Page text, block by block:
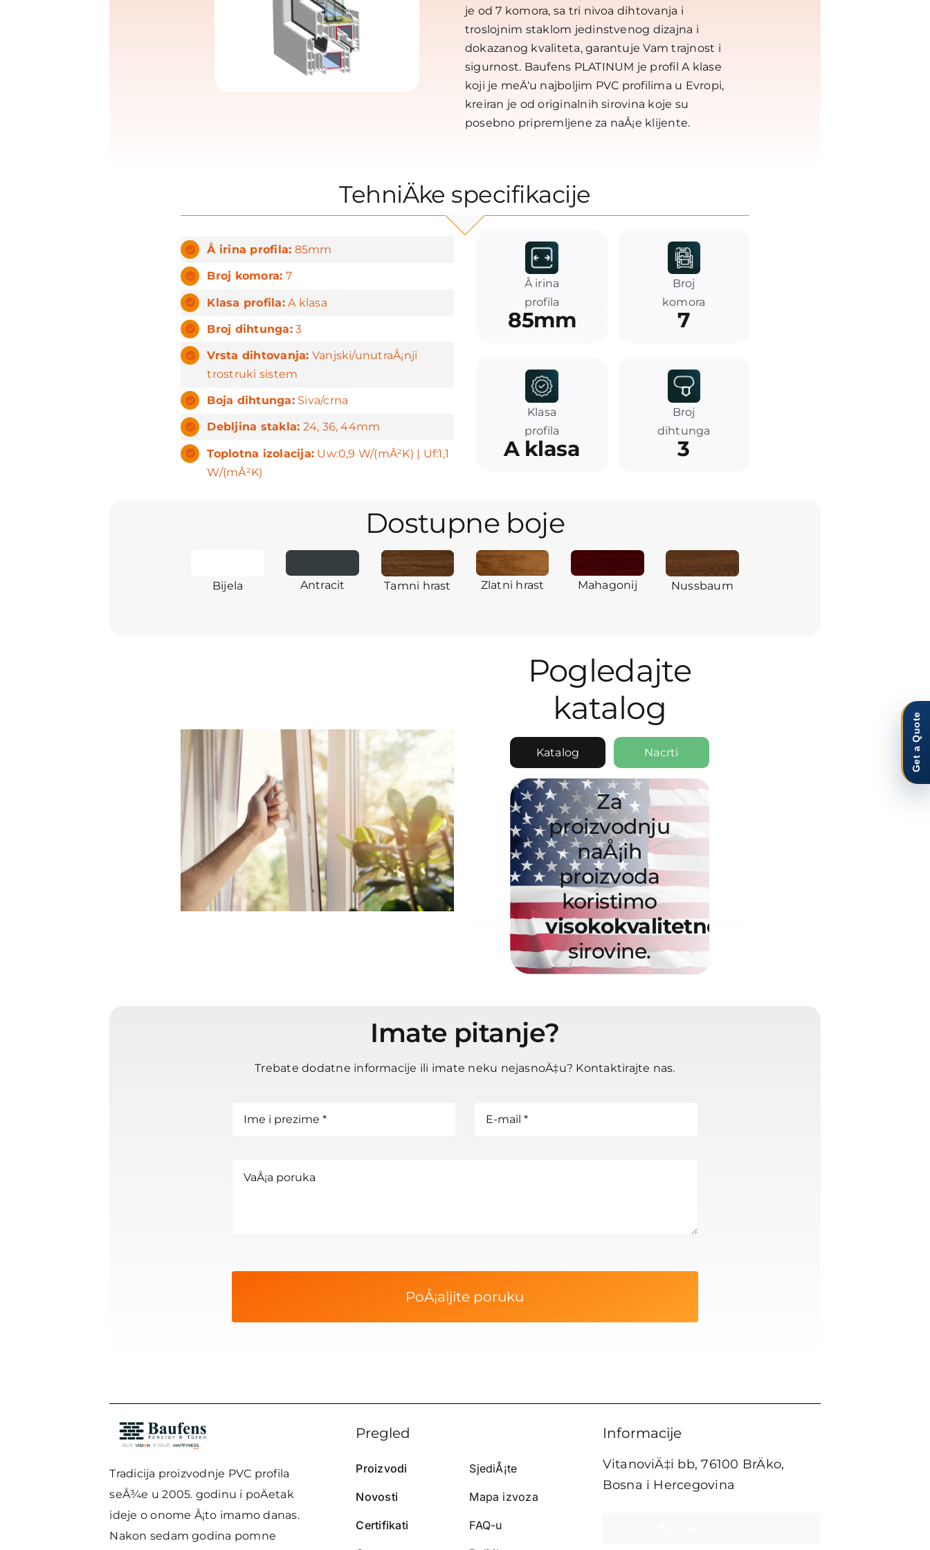
je od 7 komora, sa tri nivoa dihtovanja i
troslojnim staklom jedinstvenog dizajna i
dokazanog kvaliteta, garantuje Vam trajnost i
sigurnost. Baufens PLATINUM je profil A klase
koji je meÄ‘u najboljim PVC profilima u Evropi,
kreiran je od originalnih sirovina koje su
posebno pripremljene za naÅ¡e klijente.
TehniÄke specifikacije
Å irina profila: 85mm
Broj komora: 7
Klasa profila:A klasa
Broj dihtunga:3
Vrsta dihtovanja: Vanjski/unutraÅ¡nji
trostruki sistem
Boja dihtunga:Siva/crna
Debljina stakla: 24, 36, 44mm
Toplotna izolacija: Uw:0,9 W/(mÂ²K) | Uf:1,1
W/(mÂ²K)
Å irina
profila
85mm
Broj
komora
7
Klasa
profila
A klasa
Broj
dihtunga
3
Dostupne boje
Bijela Antracit Tamni hrast Zlatni hrast Mahagonij Nussbaum
Pogledajte
katalog
Katalog Nacrti
Za
proizvodnju
naÅ¡ih
proizvoda
koristimo
visokokvalitetne
sirovine.
Imate pitanje?
Trebate dodatne informacije ili imate neku nejasnoÄ‡u? Kontaktirajte nas.
PoÅ¡aljite poruku
Tradicija proizvodnje PVC profila
seÅ¾e u 2005. godinu i poÄetak
ideje o onome Å¡to imamo danas.
Nakon sedam godina pomne
Pregled
Proizvodi
Novosti
Certifikati
SjediÅ¡te
Mapa izvoza
FAQ-u
Informacije
VitanoviÄ‡i bb, 76100 BrÄko,
Bosna i Hercegovina
Get a Quote